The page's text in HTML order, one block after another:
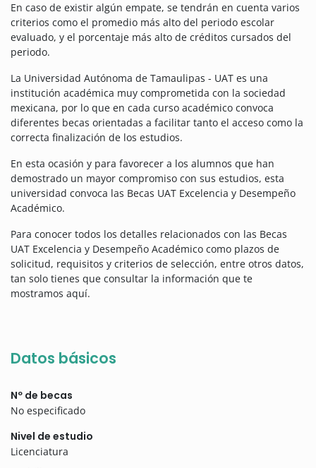
En caso de existir algún empate, se tendrán en cuenta varios
criterios como el promedio más alto del periodo escolar
evaluado, y el porcentaje más alto de créditos cursados del
periodo.
La Universidad Autónoma de Tamaulipas - UAT es una
institución académica muy comprometida con la sociedad
mexicana, por lo que en cada curso académico convoca
diferentes becas orientadas a facilitar tanto el acceso como la
correcta finalización de los estudios.
En esta ocasión y para favorecer a los alumnos que han
demostrado un mayor compromiso con sus estudios, esta
universidad convoca las Becas UAT Excelencia y Desempeño
Académico.
Para conocer todos los detalles relacionados con las Becas
UAT Excelencia y Desempeño Académico como plazos de
solicitud, requisitos y criterios de selección, entre otros datos,
tan solo tienes que consultar la información que te
mostramos aquí.
Datos básicos
Nº de becas
No especificado
Nivel de estudio
Licenciatura